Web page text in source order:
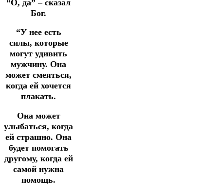
“О, да” – сказал
Бог.
“У нее есть
силы, которые
могут удивить
мужчину. Она
может смеяться,
когда ей хочется
плакать.
Она может
улыбаться, когда
ей страшно. Она
будет помогать
другому, когда ей
самой нужна
помощь.